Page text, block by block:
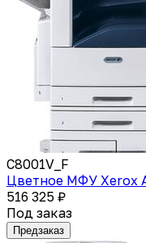
C8001V_F
Цветное МФУ Xerox
516 325 ₽
Под заказ
Предзаказ